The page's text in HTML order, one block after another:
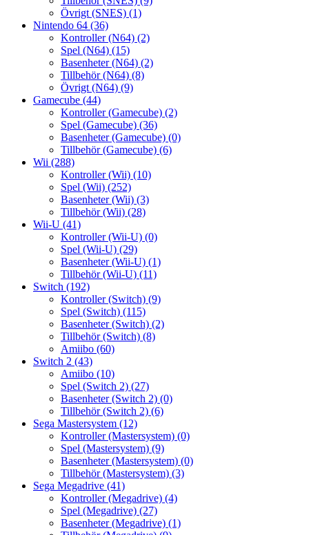
Övrigt (SNES) (1)
Nintendo 64 (36)
Kontroller (N64) (2)
Spel (N64) (15)
Basenheter (N64) (2)
Tillbehör (N64) (8)
Övrigt (N64) (9)
Gamecube (44)
Kontroller (Gamecube) (2)
Spel (Gamecube) (36)
Basenheter (Gamecube) (0)
Tillbehör (Gamecube) (6)
Wii (288)
Kontroller (Wii) (10)
Spel (Wii) (252)
Basenheter (Wii) (3)
Tillbehör (Wii) (28)
Wii-U (41)
Kontroller (Wii-U) (0)
Spel (Wii-U) (29)
Basenheter (Wii-U) (1)
Tillbehör (Wii-U) (11)
Switch (192)
Kontroller (Switch) (9)
Spel (Switch) (115)
Basenheter (Switch) (2)
Tillbehör (Switch) (8)
Amiibo (60)
Switch 2 (43)
Amiibo (10)
Spel (Switch 2) (27)
Basenheter (Switch 2) (0)
Tillbehör (Switch 2) (6)
Sega Mastersystem (12)
Kontroller (Mastersystem) (0)
Spel (Mastersystem) (9)
Basenheter (Mastersystem) (0)
Tillbehör (Mastersystem) (3)
Sega Megadrive (41)
Kontroller (Megadrive) (4)
Spel (Megadrive) (27)
Basenheter (Megadrive) (1)